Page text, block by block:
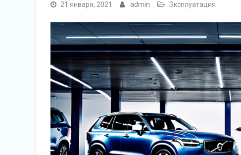
21 января, 2021 admin Эксплуатация